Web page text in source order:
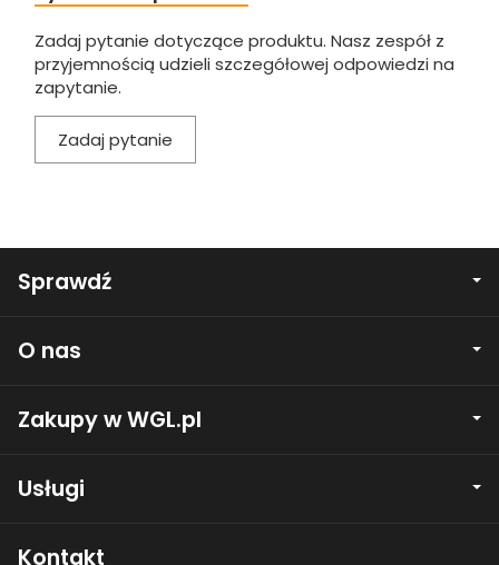
Zadaj pytanie dotyczące produktu. Nasz zespół z
przyjemnością udzieli szczegółowej odpowiedzi na
zapytanie.
Zadaj pytanie
Sprawdź
O nas
Zakupy w WGL.pl
Usługi
Kontakt